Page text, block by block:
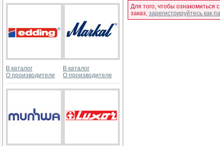
В каталог
О производителе
В каталог
О производителе
Для того, чтобы ознакомиться
заказ, зарегистрируйтесь как